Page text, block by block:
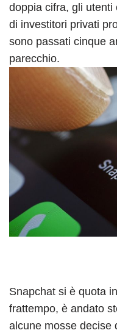
doppia cifra, gli
di investitori privati
sono passati cinque
parecchio.
Snapchat si è quota
frattempo, è andato
alcune mosse decise